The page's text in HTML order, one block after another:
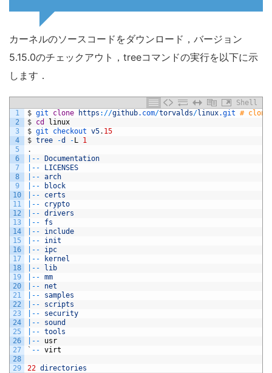
カーネルのソースコードをダウンロード，バージョン
5.15.0のチェックアウト，treeコマンドの実行を以下に示
します．
Shell
1
2
3
4
5
6
7
8
9
10
11
12
13
14
15
16
17
18
19
20
21
22
23
24
25
26
27
28
29
$ git clone https : //github.com/torvalds/linux.git #
$ cd
linux
$ git checkout v5. 15
$ tree -d - L 1
.
--
Documentation
--
LICENSES
-- arch
--
block
--
certs
--
crypto
-- drivers
--
fs
--
include
--
init
--
ipc
--
kernel
--
lib
-- mm
--
net
--
samples
--
scripts
--
security
--
sound
-- tools
--
usr
` -- virt
22 directories